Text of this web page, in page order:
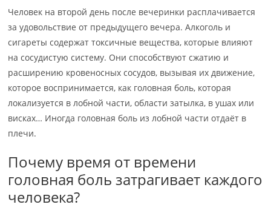
Человек на второй день после вечеринки расплачивается
за удовольствие от предыдущего вечера. Алкоголь и
сигареты содержат токсичные вещества, которые влияют
на сосудистую систему. Они способствуют сжатию и
расширению кровеносных сосудов, вызывая их движение,
которое воспринимается, как головная боль, которая
локализуется в лобной части, области затылка, в ушах или
висках… Иногда головная боль из лобной части отдаёт в
плечи.
Почему время от времени
головная боль затрагивает каждого
человека?